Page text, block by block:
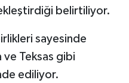
belirtiliyor.
sayesinde
ve Teksas gibi
ediliyor.